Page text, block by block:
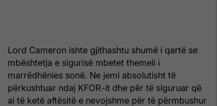
Lord Cameron ishte gjithashtu shumë i qartë se
mbështetja e sigurisë mbetet themeli i
marrëdhënies sonë. Ne jemi absolutisht të
përkushtuar ndaj KFOR-it dhe për të siguruar që
ai të ketë aftësitë e nevojshme për të përmbushur